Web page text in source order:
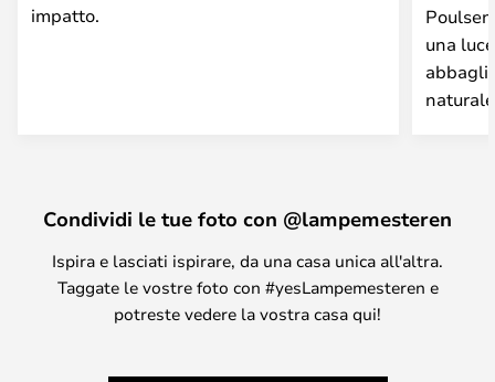
impatto.
una
Condividi le tue foto con @lampemesteren
Ispira e lasciati ispirare, da una casa unica all'altra.
Taggate le vostre foto con #yesLampemesteren e
potreste vedere la vostra casa qui!